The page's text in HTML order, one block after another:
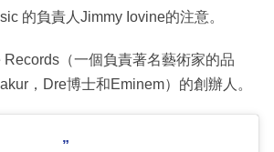
的負責人Jimmy Iovine的注意。
Records（一個負責著名藝術家的品
，Dre博士和Eminem）的創辦人。